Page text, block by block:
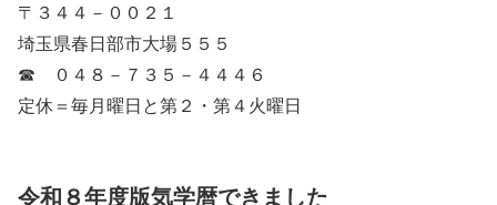
〒３４４－００２１
埼玉県春日部市大場５５５
☎ ０４８－７３５－４４４６
定休＝毎月曜日と第２・第４火曜日
令和８年度版気学暦できました